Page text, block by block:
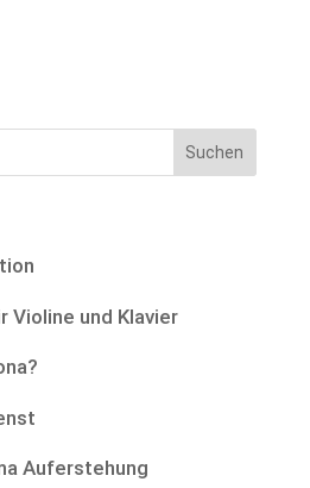
Violine und Klavier
Auferstehung